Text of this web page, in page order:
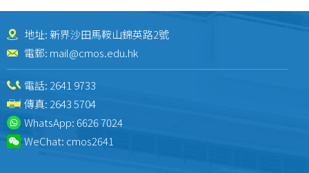
地址: 新界沙田馬鞍山錦英路2號
電郵: mail@cmos.edu.hk
電話: 2641 9733
傳真: 2643 5704
WhatsApp:6626 7024
WeChat: cmos2641